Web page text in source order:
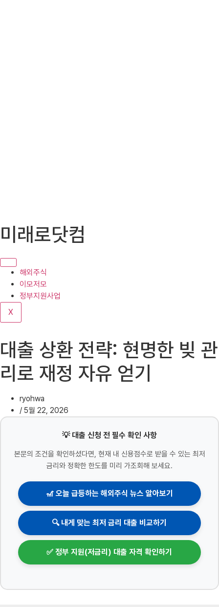
텐
로
기
미래로닷컴
해외주식
이모저모
정부지원사업
X
대출 상환 전략: 현명한 빚 관
리로 재정 자유 얻기
ryohwa
/ 5월 22, 2026
💡 대출 신청 전 필수 확인 사항
본문의 조건을 확인하셨다면, 현재 내 신용점수로 받을 수 있는 최저
금리와 정확한 한도를 미리 가조회해 보세요.
🎢 오늘 급등하는 해외주식 뉴스 알아보기
🔍 내게 맞는 최저 금리 대출 비교하기
✅ 정부 지원(저금리) 대출 자격 확인하기